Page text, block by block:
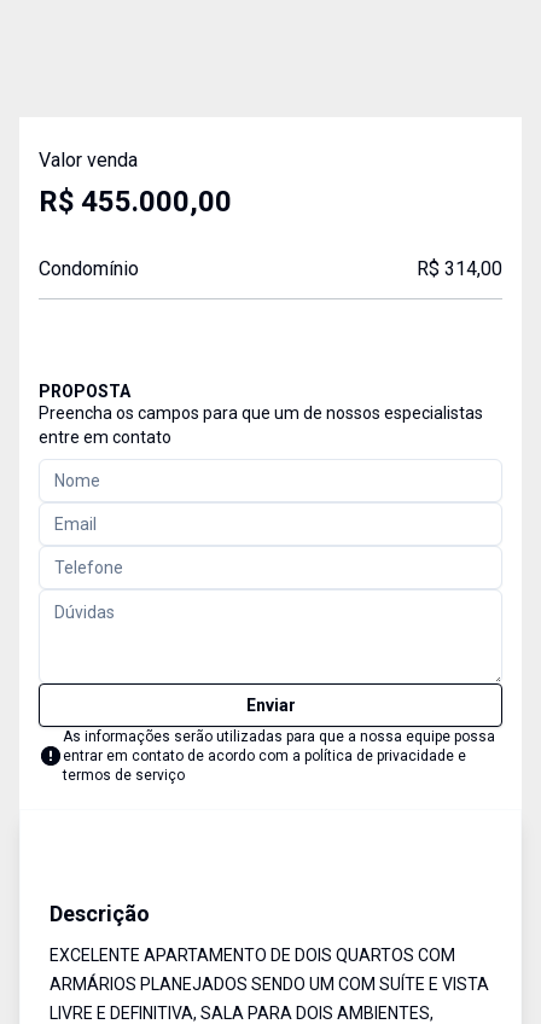
Valor venda
R$ 455.000,00
Condomínio R$ 314,00
PROPOSTA
Preencha os campos para que um de nossos especialistas
entre em contato
Enviar
As informações serão utilizadas para que a nossa equipe possa
entrar em contato de acordo com a política de privacidade e
termos de serviço
Descrição
EXCELENTE APARTAMENTO DE DOIS QUARTOS COM
ARMÁRIOS PLANEJADOS SENDO UM COM SUÍTE E VISTA
LIVRE E DEFINITIVA, SALA PARA DOIS AMBIENTES,